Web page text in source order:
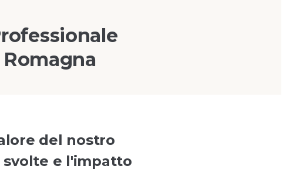
del nostro
e l'impatto